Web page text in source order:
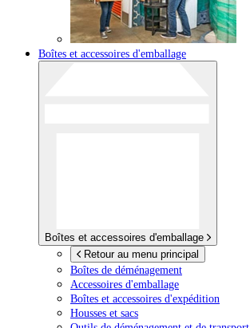
Boîtes et accessoires d'emballage
Boîtes et accessoires d'emballage
Retour au menu principal
Boîtes de déménagement
Accessoires d'emballage
Boîtes et accessoires d'expédition
Housses et sacs